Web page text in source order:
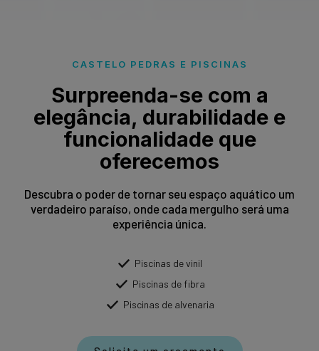
CASTELO PEDRAS E PISCINAS
Surpreenda-se com a
elegância, durabilidade e
funcionalidade que
oferecemos
Descubra o poder de tornar seu espaço aquático um
verdadeiro paraíso, onde cada mergulho será uma
experiência única.
Piscinas de vinil
Piscinas de fibra
Piscinas de alvenaria